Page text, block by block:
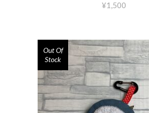
¥1,500
Out Of
Stock